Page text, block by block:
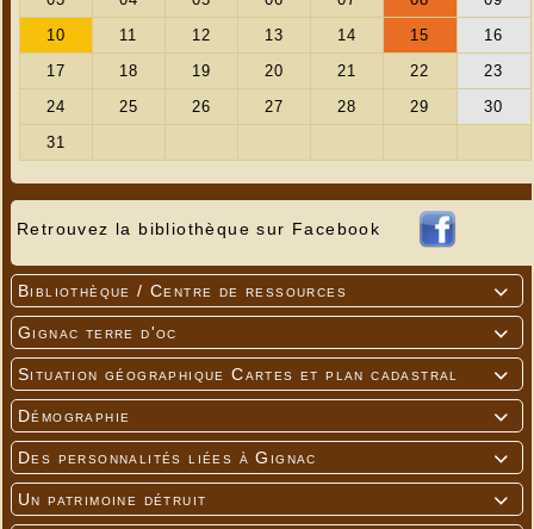
Retrouvez la bibliothèque sur Facebook

Bibliothèque / Centre de ressources

Gignac terre d'oc

Situation géographique Cartes et plan cadastral

Démographie

Des personnalités liées à Gignac

Un patrimoine détruit